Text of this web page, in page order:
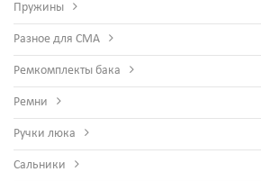
Пружины
Разное для СМА
Ремкомплекты бака
Ремни
Ручки люка
Сальники